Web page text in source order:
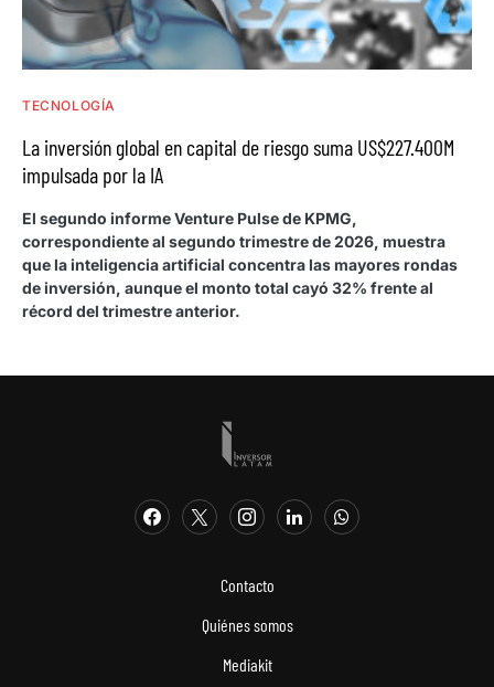
TECNOLOGÍA
La inversión global en capital de riesgo suma US$227.400M
impulsada por la IA
El segundo informe Venture Pulse de KPMG,
correspondiente al segundo trimestre de 2026, muestra
que la inteligencia artificial concentra las mayores rondas
de inversión, aunque el monto total cayó 32% frente al
récord del trimestre anterior.
Contacto
Quiénes somos
Mediakit